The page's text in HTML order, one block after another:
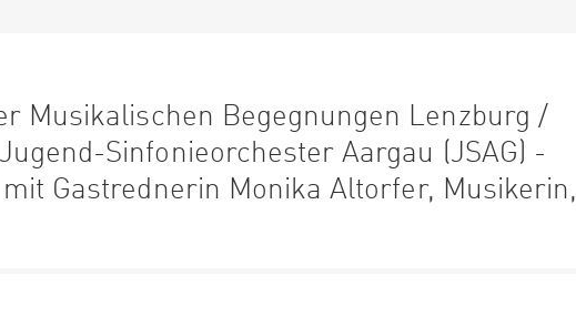
Musikalischen Begegnungen Lenzburg /
Sinfonieorchester Aargau (JSAG) -
Gastrednerin Monika Altorfer, Musikerin,